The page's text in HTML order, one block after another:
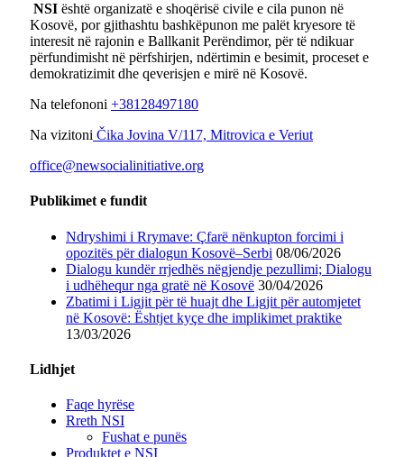
NSI është organizatë e shoqërisë civile e cila punon në
Kosovë, por gjithashtu bashkëpunon me palët kryesore të
interesit në rajonin e Ballkanit Perëndimor, për të ndikuar
përfundimisht në përfshirjen, ndërtimin e besimit, proceset e
demokratizimit dhe qeverisjen e mirë në Kosovë.
Na telefononi +38128497180
Na vizitoni Čika Jovina V/117, Mitrovica e Veriut
office@newsocialinitiative.org
Publikimet e fundit
Ndryshimi i Rrymave: Çfarë nënkupton forcimi i
opozitës për dialogun Kosovë–Serbi 08/06/2026
Dialogu kundër rrjedhës nëgjendje pezullimi; Dialogu
i udhëhequr nga gratë në Kosovë 30/04/2026
Zbatimi i Ligjit për të huajt dhe Ligjit për automjetet
në Kosovë: Ështjet kyçe dhe implikimet praktike
13/03/2026
Lidhjet
Faqe hyrëse
Rreth NSI
Fushat e punës
Produktet e NSI